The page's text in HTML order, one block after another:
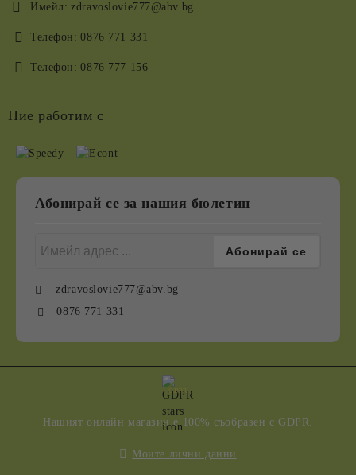
Имейл: zdravoslovie777@abv.bg
Телефон: 0876 771 331
Телефон: 0876 777 156
Ние работим с
Абонирай се за нашия бюлетин
zdravoslovie777@abv.bg
0876 771 331
GDPR
Нашият онлайн магазин е 100% съобразен с GDPR.
Моите лични данни